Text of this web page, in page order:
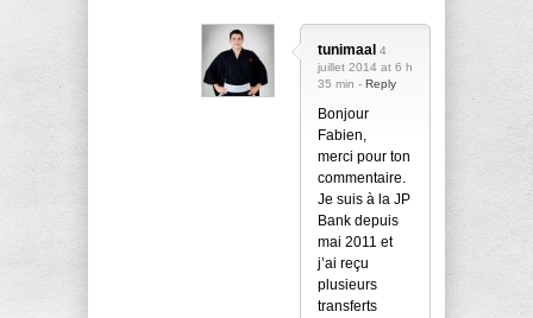
tunimaal 4
juillet 2014 at 6 h
35 min - Reply
Bonjour
Fabien,
merci pour ton
commentaire.
Je suis à la JP
Bank depuis
mai 2011 et
j’ai reçu
plusieurs
transferts